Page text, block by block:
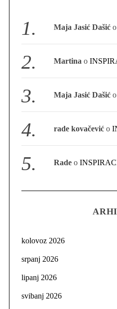
Maja Jasić Dašić
Martina o
Maja Jasić Dašić
rade kovačević o
Rade o
kolovoz 2026
srpanj 2026
lipanj 2026
svibanj 2026